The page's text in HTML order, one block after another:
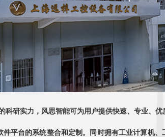
科研实力，风思智能可为用户提供快速、专业、
平台的系统整合和定制。同时拥有工业计算机、